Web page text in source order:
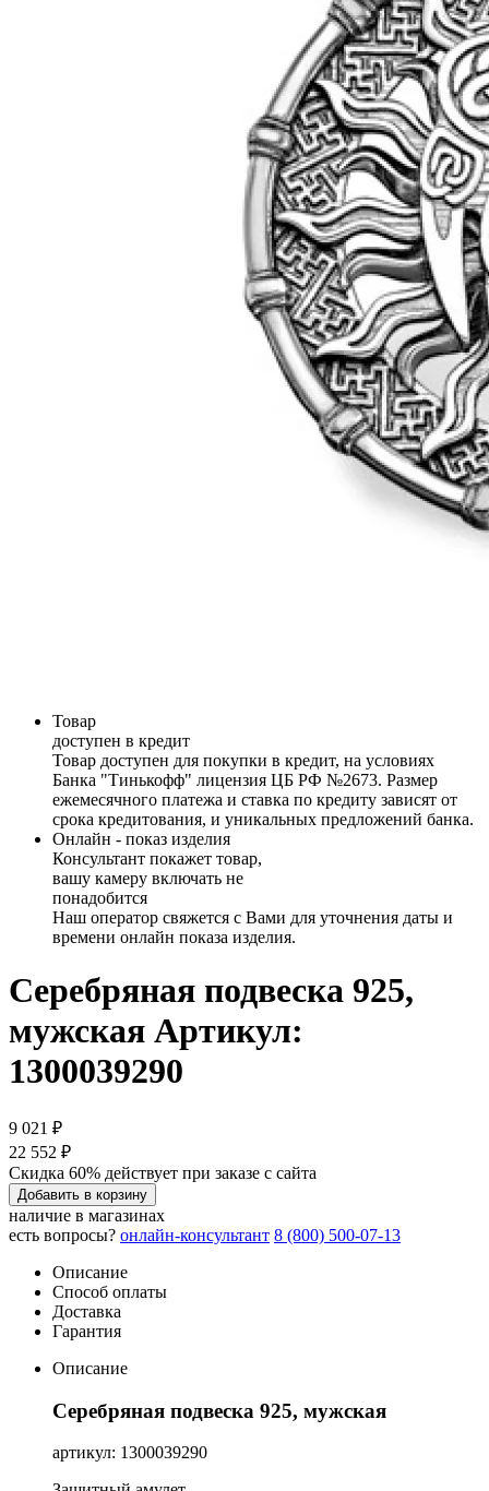
Товар
доступен в кредит
Товар доступен для покупки в кредит, на условиях
Банка "Тинькофф" лицензия ЦБ РФ №2673. Размер
ежемесячного платежа и ставка по кредиту зависят от
срока кредитования, и уникальных предложений банка.
Онлайн - показ изделия
Консультант покажет товар,
вашу камеру включать не
понадобится
Наш оператор свяжется с Вами для уточнения даты и
времени онлайн показа изделия.
Серебряная подвеска 925,
мужская Артикул:
1300039290
9 021 ₽
22 552 ₽
Скидка 60% действует при заказе с сайта
Добавить в корзину
наличие в магазинах
есть вопросы? онлайн-консультант 8 (800) 500-07-13
Описание
Способ оплаты
Доставка
Гарантия
Описание
Серебряная подвеска 925, мужская
артикул: 1300039290